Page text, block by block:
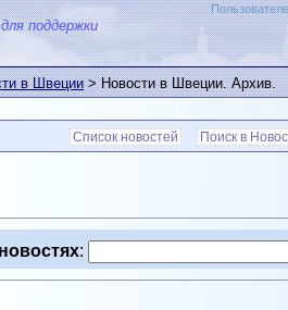
поддержки
в Швеции> Новости в Швеции. Архив.
Список новостей Поиск в
: